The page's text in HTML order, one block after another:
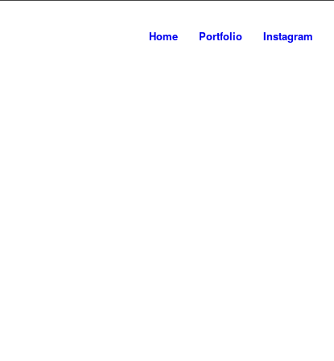
Home Portfolio Instagram
BILD